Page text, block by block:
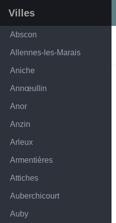
Villes
Abscon
Allennes-les-Marais
Aniche
Annœullin
Anor
Anzin
Arleux
Armentières
Attiches
Auberchicourt
Auby